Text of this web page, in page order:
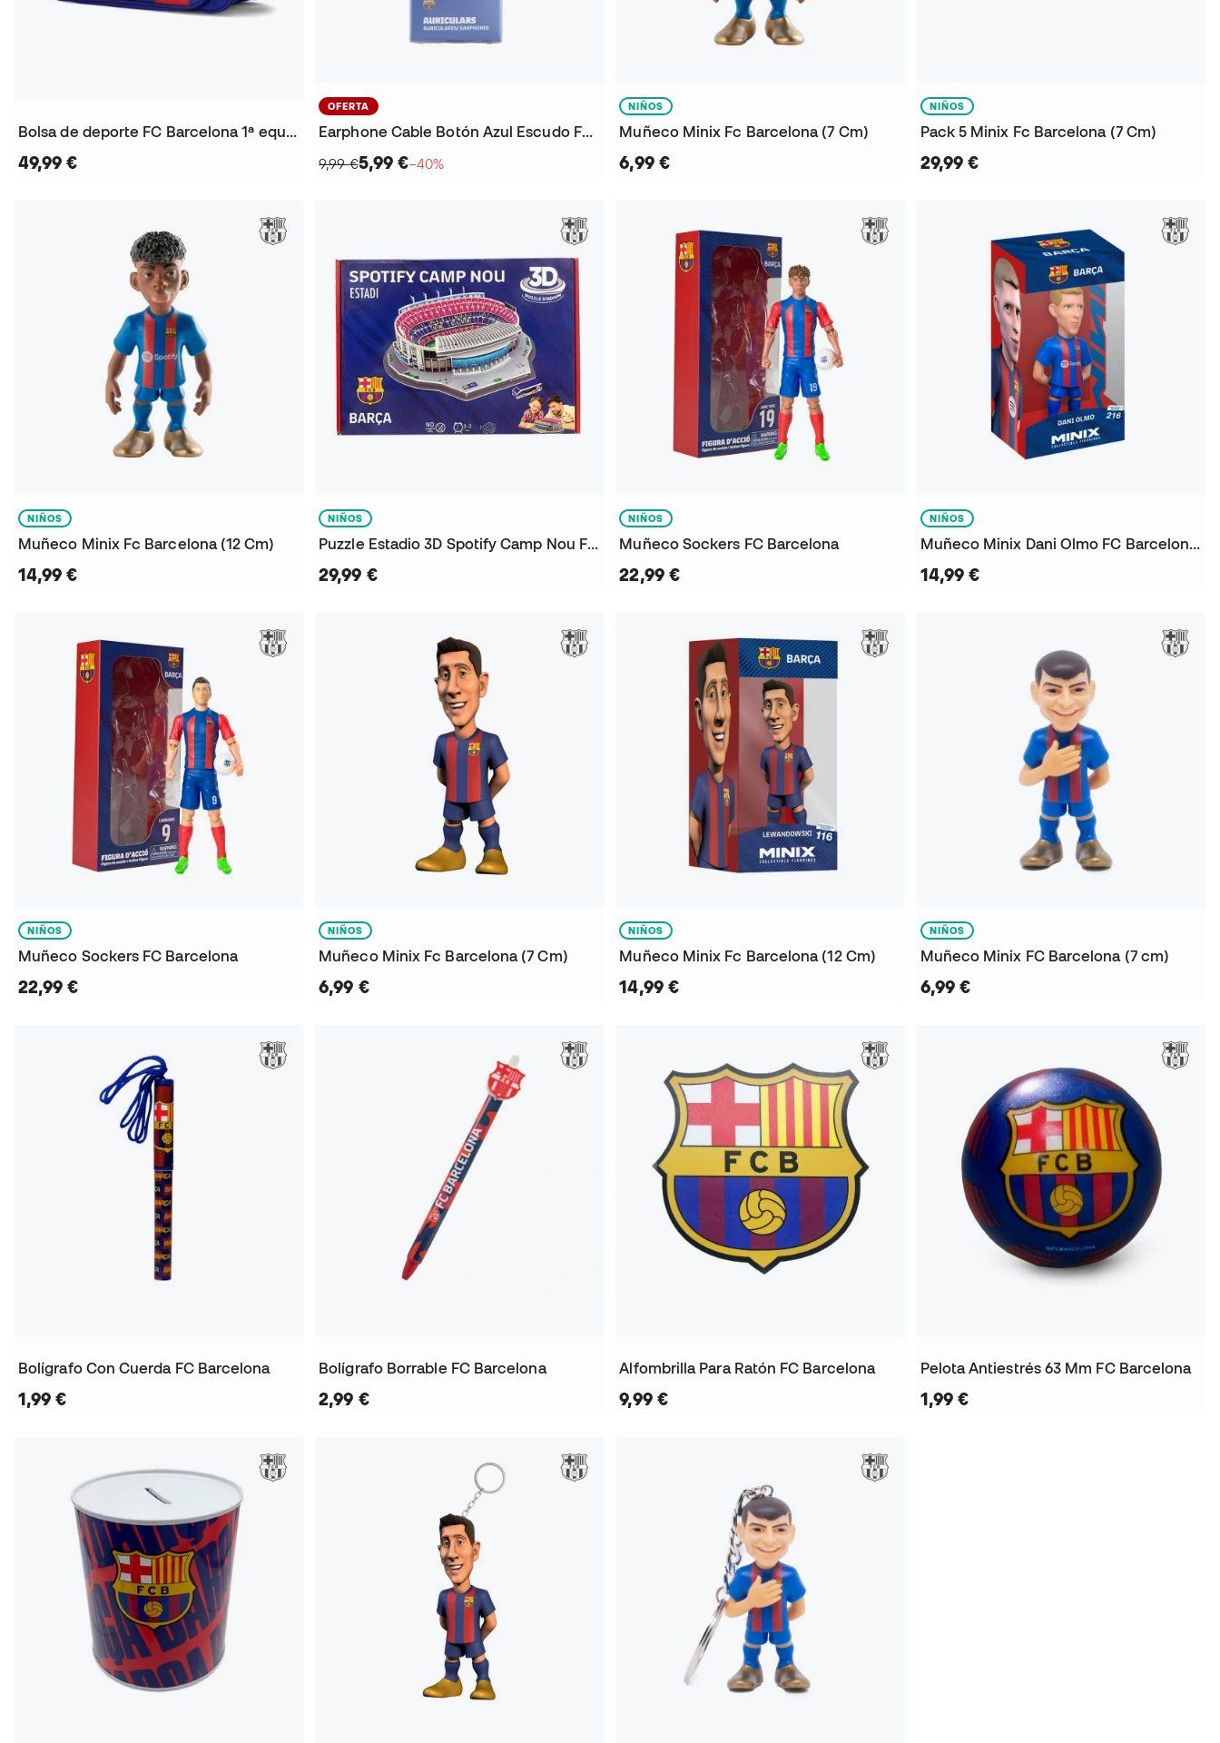
Bolsa de deporte FC Barcelona 1ª equip. 2025-2026
49,99 €
OFERTA
Earphone Cable Botón Azul Escudo FC Barcelona
9,99 €5,99 €−40%
NIÑOS
Muñeco Minix Fc Barcelona (7 Cm)
6,99 €
NIÑOS
Pack 5 Minix Fc Barcelona (7 Cm)
29,99 €
NIÑOS
Muñeco Minix Fc Barcelona (12 Cm)
14,99 €
NIÑOS
Puzzle Estadio 3D Spotify Camp Nou FC Barcelona
29,99 €
NIÑOS
Muñeco Sockers FC Barcelona
22,99 €
NIÑOS
Muñeco Minix Dani Olmo FC Barcelona (12cm)
14,99 €
NIÑOS
Muñeco Sockers FC Barcelona
22,99 €
NIÑOS
Muñeco Minix Fc Barcelona (7 Cm)
6,99 €
NIÑOS
Muñeco Minix Fc Barcelona (12 Cm)
14,99 €
NIÑOS
Muñeco Minix FC Barcelona (7 cm)
6,99 €
Bolígrafo Con Cuerda FC Barcelona
1,99 €
Bolígrafo Borrable FC Barcelona
2,99 €
Alfombrilla Para Ratón FC Barcelona
9,99 €
Pelota Antiestrés 63 Mm FC Barcelona
1,99 €